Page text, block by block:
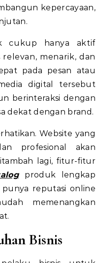
kepercayaan,
cukup hanya aktif
menarik, dan
pada pesan atau
digital tersebut
berinteraksi dengan
dekat dengan brand.
Website yang
profesional akan
lagi, fitur-fitur
produk lengkap
reputasi online
memenangkan
Bisnis